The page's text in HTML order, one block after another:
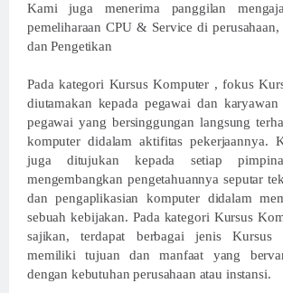
Kami juga menerima panggilan
pemeliharaan CPU & Service di
dan Pengetikan
Pada kategori Kursus Komputer , fokus
diutamakan kepada pegawai dan
pegawai yang bersinggungan langsung
komputer didalam aktifitas pekerjaannya.
juga ditujukan kepada setiap
mengembangkan pengetahuannya seputar
dan pengaplikasian komputer didalam
sebuah kebijakan. Pada kategori Kursus
sajikan, terdapat berbagai jenis Kursus
memiliki tujuan dan manfaat yang
dengan kebutuhan perusahaan atau instansi.